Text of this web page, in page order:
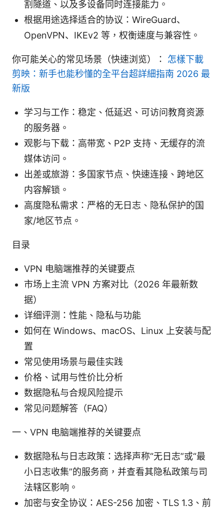
割隧道、以及多设备同时连接能力。
根据用途选择适合的协议：WireGuard、
OpenVPN、IKEv2 等，权衡速度与兼容性。
你可能关心的常见场景（快速浏览）： 怎樣下載
剪映：新手也能秒懂的全平台超詳細指南 2026 最
新版
学习与工作：稳定、低延迟、可访问教育资源
的服务器。
观影与下载：高带宽、P2P 支持、无缓存的流
媒体访问。
出差或旅游：多国家节点、快速连接、跨地区
内容解锁。
高度隐私需求：严格的无日志、隐私保护的国
家/地区节点。
目录
VPN 电脑端推荐的关键要点
市场上主流 VPN 方案对比（2026 年最新数
据）
详细评测：性能、隐私与功能
如何在 Windows、macOS、Linux 上安装与配
置
常见使用场景与最佳实践
价格、试用与性价比分析
数据隐私与合规风险提示
常见问题解答（FAQ）
一、VPN 电脑端推荐的关键要点
数据隐私与日志政策：选择声称“无日志”或“最
小日志收集”的服务商，并查看其隐私政策与司
法辖区影响。
加密与安全协议：AES-256 加密、TLS 1.3、前